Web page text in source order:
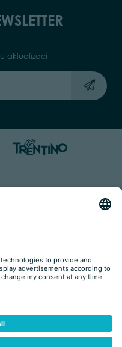
aktualizací
| VAT: 01901280220